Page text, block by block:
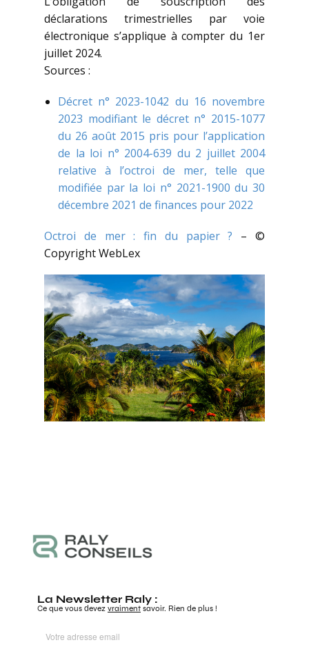
déclarations trimestrielles par voie
électronique s’applique à compter du 1er
juillet 2024.
Sources :
Décret n° 2023-1042 du 16 novembre
2023 modifiant le décret n° 2015-1077
du 26 août 2015 pris pour l’application
de la loi n° 2004-639 du 2 juillet 2004
relative à l’octroi de mer, telle que
modifiée par la loi n° 2021-1900 du 30
décembre 2021 de finances pour 2022
Octroi de mer : fin du papier ? – ©
Copyright WebLex
La Newsletter Raly :
Ce que vous devez vraiment savoir. Rien de plus !